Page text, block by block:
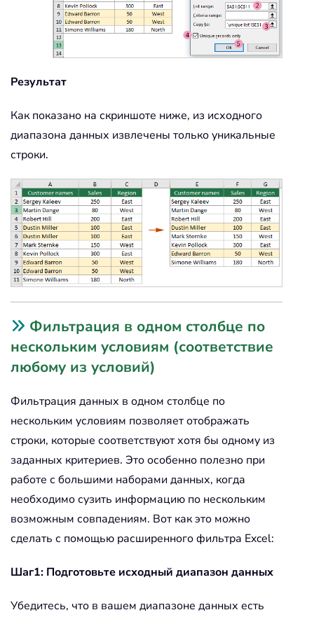
Результат
Как показано на скриншоте ниже, из исходного
диапазона данных извлечены только уникальные
строки.
Фильтрация в одном столбце по
нескольким условиям (соответствие
любому из условий)
Фильтрация данных в одном столбце по
нескольким условиям позволяет отображать
строки, которые соответствуют хотя бы одному из
заданных критериев. Это особенно полезно при
работе с большими наборами данных, когда
необходимо сузить информацию по нескольким
возможным совпадениям. Вот как это можно
сделать с помощью расширенного фильтра Excel:
Шаг1: Подготовьте исходный диапазон данных
Убедитесь, что в вашем диапазоне данных есть